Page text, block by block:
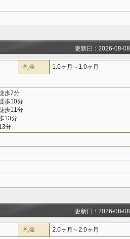
更新日：2026-08-08
礼金
1.0ヶ月～1.0ヶ月
歩7分
歩10分
歩11分
13分
分
更新日：2026-08-08
礼金
2.0ヶ月～2.0ヶ月